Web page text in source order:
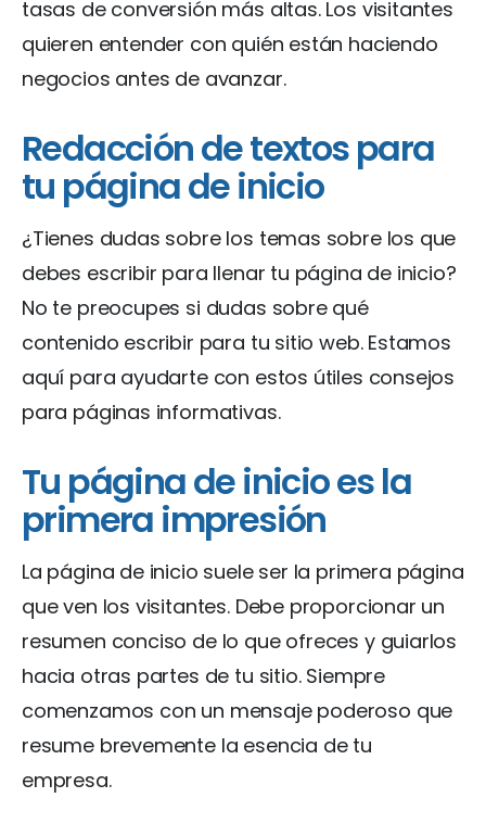
tasas de conversión más altas. Los visitantes
quieren entender con quién están haciendo
negocios antes de avanzar.
Redacción de textos para
tu página de inicio
¿Tienes dudas sobre los temas sobre los que
debes escribir para llenar tu página de inicio?
No te preocupes si dudas sobre qué
contenido escribir para tu sitio web. Estamos
aquí para ayudarte con estos útiles consejos
para páginas informativas.
Tu página de inicio es la
primera impresión
La página de inicio suele ser la primera página
que ven los visitantes. Debe proporcionar un
resumen conciso de lo que ofreces y guiarlos
hacia otras partes de tu sitio. Siempre
comenzamos con un mensaje poderoso que
resume brevemente la esencia de tu
empresa.